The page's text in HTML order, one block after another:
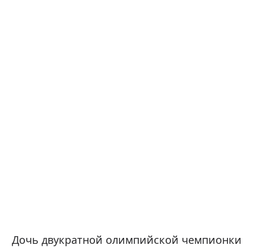
Дочь двукратной олимпийской чемпионки